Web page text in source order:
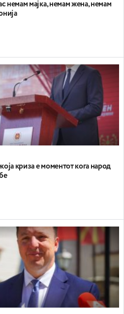
немам мајка, немам жена, немам
криза е моментот кога народ